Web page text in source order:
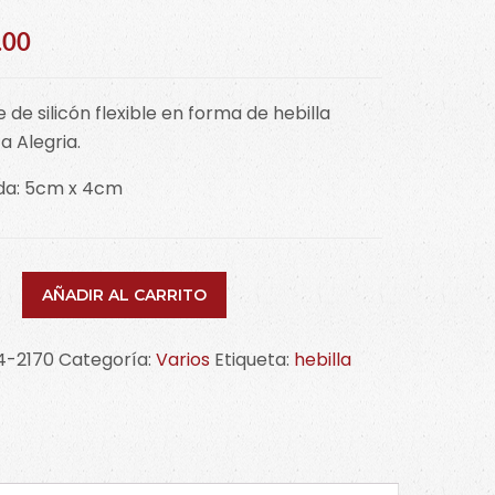
de silicón flexible en forma de hebilla
Alegria.
5cm x 4cm
AÑADIR AL CARRITO
2170 Categoría:Varios Etiqueta: hebilla